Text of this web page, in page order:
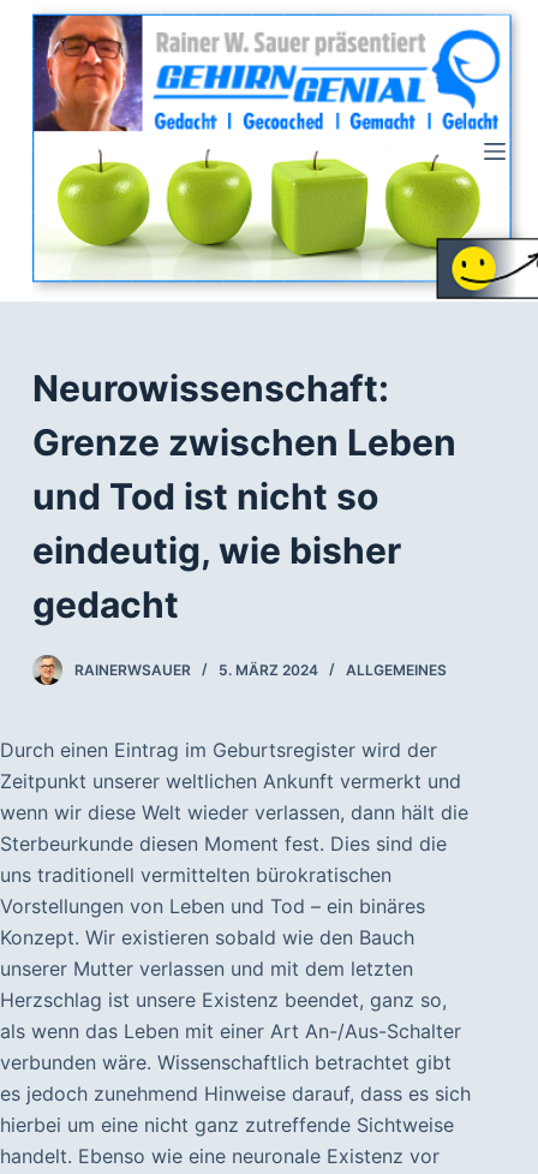
Z
u
n
h
a
s
n
e
Neurowissenschaft:
Grenze zwischen Leben
und Tod ist nicht so
eindeutig, wie bisher
gedacht
RAINERWSAUER 5. MÄRZ 2024 ALLGEMEINES
Durch einen Eintrag im Geburtsregister wird der
Zeitpunkt unserer weltlichen Ankunft vermerkt und
wenn wir diese Welt wieder verlassen, dann hält die
Sterbeurkunde diesen Moment fest. Dies sind die
uns traditionell vermittelten bürokratischen
Vorstellungen von Leben und Tod – ein binäres
Konzept. Wir existieren sobald wie den Bauch
unserer Mutter verlassen und mit dem letzten
Herzschlag ist unsere Existenz beendet, ganz so,
als wenn das Leben mit einer Art An-/Aus-Schalter
verbunden wäre. Wissenschaftlich betrachtet gibt
es jedoch zunehmend Hinweise darauf, dass es sich
hierbei um eine nicht ganz zutreffende Sichtweise
handelt. Ebenso wie eine neuronale Existenz vor